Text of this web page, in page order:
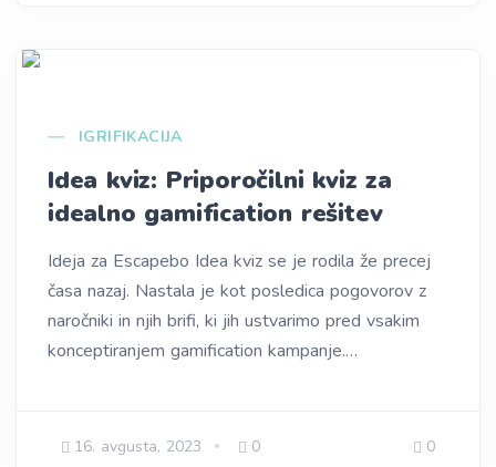
IGRIFIKACIJA
Idea kviz: Priporočilni kviz za
idealno gamification rešitev
Ideja za Escapebo Idea kviz se je rodila že precej
časa nazaj. Nastala je kot posledica pogovorov z
naročniki in njih brifi, ki jih ustvarimo pred vsakim
konceptiranjem gamification kampanje.…
16. avgusta, 2023 0 0